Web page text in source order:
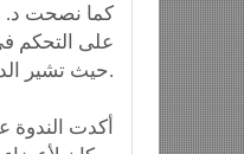
كما نصحت د.
على التحكم
حيث تشير الدراسات إلى مخاطر استخدامه التي قد تؤدي إلى مضاعفات صحية خطيرة.
أكدت الندوة